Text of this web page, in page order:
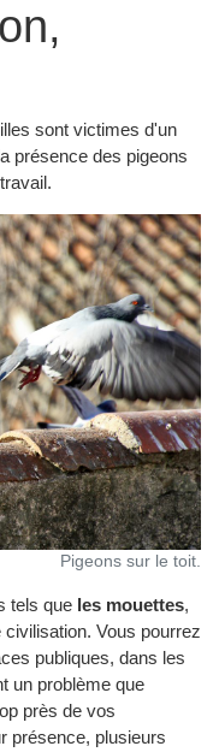
sont victimes d'un
présence des pigeons
Pigeons sur le toit.
tels que les mouettes,
Vous pourrez
publiques, dans les
un problème que
près de vos
présence, plusieurs